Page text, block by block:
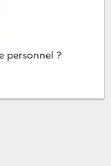
personnel ?